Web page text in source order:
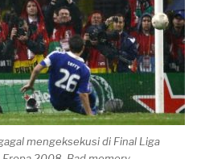
mengeksekusi di Final Liga